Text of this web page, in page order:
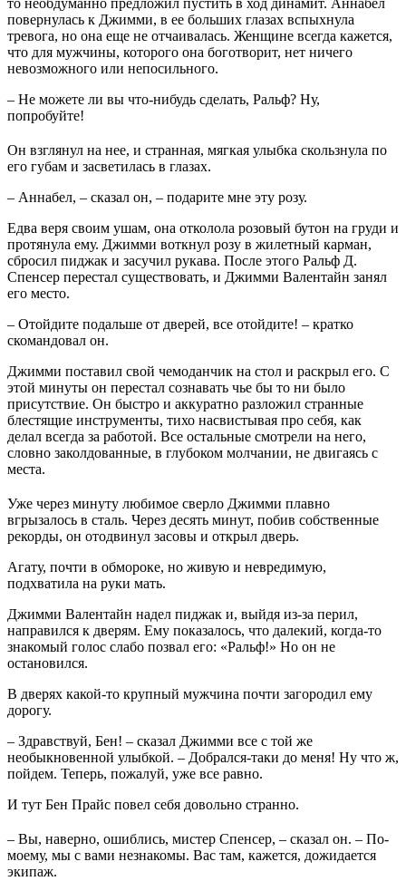
то необдуманно предложил пустить в ход динамит. Аннабел
повернулась к Джимми, в ее больших глазах вспыхнула
тревога, но она еще не отчаивалась. Женщине всегда кажется,
что для мужчины, которого она боготворит, нет ничего
невозможного или непосильного.
– Не можете ли вы что-нибудь сделать, Ральф? Ну,
попробуйте!
Он взглянул на нее, и странная, мягкая улыбка скользнула по
его губам и засветилась в глазах.
– Аннабел, – сказал он, – подарите мне эту розу.
Едва веря своим ушам, она отколола розовый бутон на груди и
протянула ему. Джимми воткнул розу в жилетный карман,
сбросил пиджак и засучил рукава. После этого Ральф Д.
Спенсер перестал существовать, и Джимми Валентайн занял
его место.
– Отойдите подальше от дверей, все отойдите! – кратко
скомандовал он.
Джимми поставил свой чемоданчик на стол и раскрыл его. С
этой минуты он перестал сознавать чье бы то ни было
присутствие. Он быстро и аккуратно разложил странные
блестящие инструменты, тихо насвистывая про себя, как
делал всегда за работой. Все остальные смотрели на него,
словно заколдованные, в глубоком молчании, не двигаясь с
места.
Уже через минуту любимое сверло Джимми плавно
вгрызалось в сталь. Через десять минут, побив собственные
рекорды, он отодвинул засовы и открыл дверь.
Агату, почти в обмороке, но живую и невредимую,
подхватила на руки мать.
Джимми Валентайн надел пиджак и, выйдя из-за перил,
направился к дверям. Ему показалось, что далекий, когда-то
знакомый голос слабо позвал его: «Ральф!» Но он не
остановился.
В дверях какой-то крупный мужчина почти загородил ему
дорогу.
– Здравствуй, Бен! – сказал Джимми все с той же
необыкновенной улыбкой. – Добрался-таки до меня! Ну что ж,
пойдем. Теперь, пожалуй, уже все равно.
И тут Бен Прайс повел себя довольно странно.
– Вы, наверно, ошиблись, мистер Спенсер, – сказал он. – По-
моему, мы с вами незнакомы. Вас там, кажется, дожидается
экипаж.